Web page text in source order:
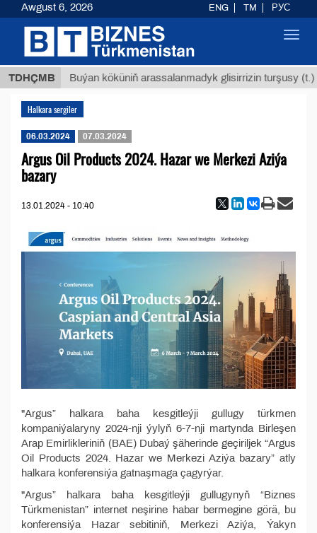
TDHÇMB
ТМТ Buýan köküniň arassalanmadyk glisirrizin turşusy (t.)
Halkara sergiler
06.03.2024 07.03.2024
Argus Oil Products 2024. Hazar we Merkezi Aziýa
bazary
13.01.2024 - 10:40
"Argus” halkara baha kesgitleýji gullugy türkmen
kompaniýalaryny 2024-nji ýylyň 6-7-nji martynda Birleşen
Arap Emirlikleriniň (BAE) Dubaý şäherinde geçiriljek “Argus
Oil Products 2024. Hazar we Merkezi Aziýa bazary” atly
halkara konferensiýa gatnaşmaga çagyrýar.
"Argus” halkara baha kesgitleýji gullugynyň “Biznes
Türkmenistan” internet neşirine habar bermegine görä, bu
konferensiýa Hazar sebitiniň, Merkezi Aziýa, Ýakyn
Awgust 6, 2026 ENG TM РУС